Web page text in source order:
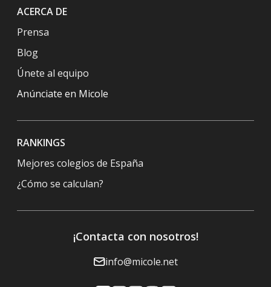
de la base que los principales referentes somos el
familia entonces por eso creo que es tan
potencial. O sea, hay veces que es el éxito, a lo
mejor el éxito para ti no es lo mismo que el éxito
para mí. O sea, al final el objetivo es que ellos se
las herramientas. Y esto lo tenemos que aportar a
enfrentar a la vida.
Marta Lli Caminar por la vida o navegar, que este
los a los, a las familias y tal digo, mira chicos. Esto
ACERCA DE
Prensa
Blog
Únete al equipo
Anúnciate en Micole
RANKINGS
Mejores colegios de España
¿Cómo se calculan?
¡Contacta con nosotros!
info@micole.net